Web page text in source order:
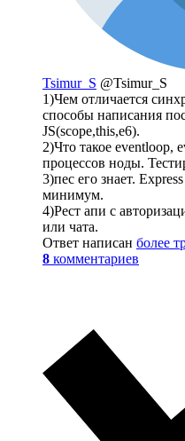
Tsimur_S @Tsimur_S
1)Чем отличается
способы написания
JS(scope,this,e6).
2)Что такое eventloop,
процессов ноды.
3)пес его знает.
минимум.
4)Рест апи с
или чата.
Ответ написан более
8 комментариев